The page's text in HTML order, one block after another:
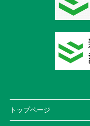
トップページ